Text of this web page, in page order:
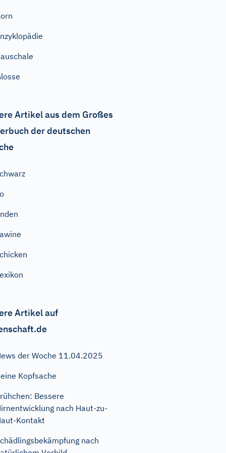
Artikel aus dem Großes
der deutschen
Artikel auf
der Woche 11.04.2025
Kopfsache
Bessere
nach Haut-zu-
Kontakt
nach